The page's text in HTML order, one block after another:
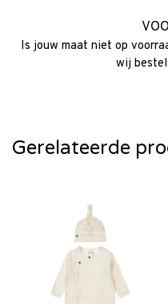
Is jouw maat niet op
wij
Gerelateerde